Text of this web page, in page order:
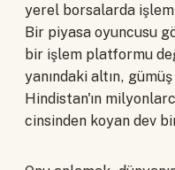
yerel borsalarda
Bir piyasa oyuncusu
bir işlem platformu
yanındaki altın,
Hindistan'ın
cinsinden koyan dev